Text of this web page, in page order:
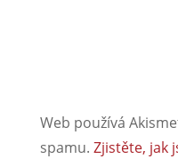
Web používá
spamu. Zjistěte, jak